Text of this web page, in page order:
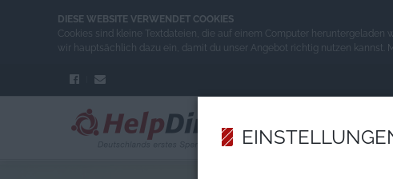
DIESE WEBSITE VERWENDET COOKIES
Cookies sind kleine Textdateien, die auf einem Computer heruntergeladen
wir hauptsächlich dazu ein, damit du unser Angebot richtig nutzen kannst.